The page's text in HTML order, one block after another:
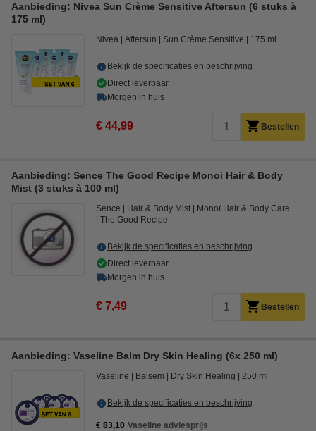
Aanbieding: Nivea Sun Crème Sensitive Aftersun (6 stuks à
175 ml)
Nivea Aftersun Sun Crème Sensitive 175 ml
Bekijk de specificaties en beschrijving
Direct leverbaar
Morgen in huis
€ 44,99 Bestellen
Aanbieding: Sence The Good Recipe Monoi Hair & Body
Mist (3 stuks à 100 ml)
Sence Hair & Body Mist
Monoï Hair & Body Care
The Good Recipe
Bekijk de specificaties en beschrijving
Direct leverbaar
Morgen in huis
€ 7,49 Bestellen
Aanbieding: Vaseline Balm Dry Skin Healing (6x 250 ml)
Vaseline Balsem Dry Skin Healing 250 ml
Bekijk de specificaties en beschrijving
€ 83,10 Vaseline adviesprijs